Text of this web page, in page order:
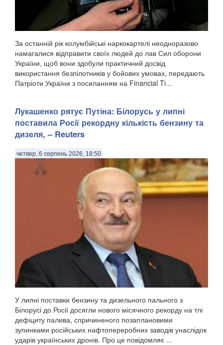
За останній рік колумбійські наркокартелі неодноразово
намагалися відправити своїх людей до лав Сил оборони
України, щоб вони здобули практичний досвід
використання безпілотників у бойових умовах, передають
Патріоти України з посиланням на Financial Ti...
Лукашенко рятує Путіна: Білорусь у липні
поставила Росії рекордну кількість бензину та
дизеля, – Reuters
четвер, 6 серпень 2026, 18:50
У липні поставки бензину та дизельного пального з
Білорусі до Росії досягли нового місячного рекорду на тлі
дефіциту палива, спричиненого позаплановими
зупинками російських нафтопереробних заводів унаслідок
ударів українських дронів. Про це повідомляє ...